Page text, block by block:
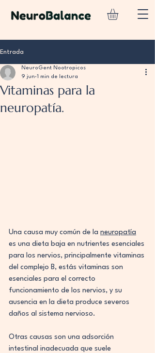
Entrada
Vitaminas para la
neuropatía.
NeuroGent Nootropicos
9 jun 1 min de lectura
Una causa muy común de la neuropatía
es una dieta baja en nutrientes esenciales
para los nervios, principalmente vitaminas
del complejo B, estás vitaminas son
esenciales para el correcto
funcionamiento de los nervios, y su
ausencia en la dieta produce severos
daños al sistema nervioso.
Otras causas son una adsorción
intestinal inadecuada que suele